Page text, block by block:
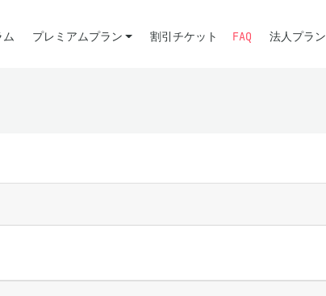
ム プレミアムプラン 割引チケット FAQ 法人プラン